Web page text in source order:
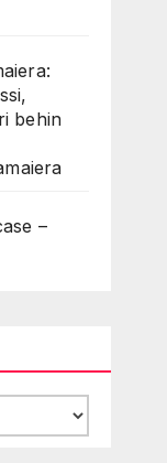
behin
–